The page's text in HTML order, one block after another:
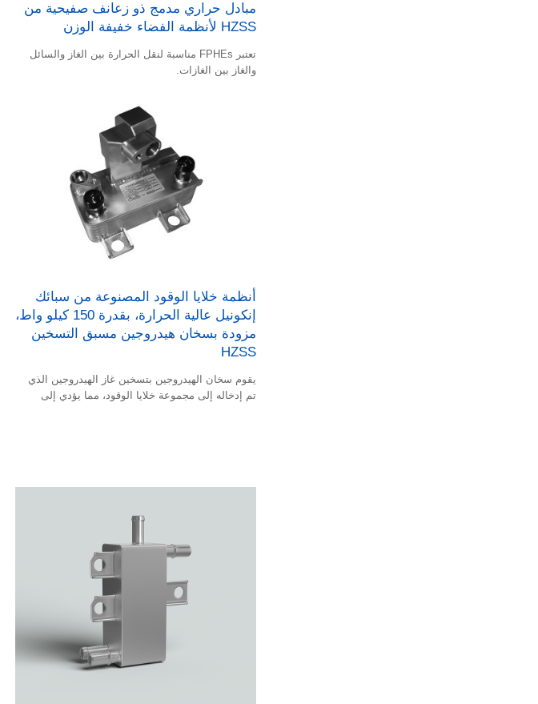
مبادل حراري مدمج ذو زعانف صفيحية من
HZSS لأنظمة الفضاء خفيفة الوزن
تعتبر FPHEs مناسبة لنقل الحرارة بين الغاز والسائل
والغاز بين الغازات.
أنظمة خلايا الوقود المصنوعة من سبائك
إنكونيل عالية الحرارة، بقدرة 150 كيلو واط،
مزودة بسخان هيدروجين مسبق التسخين
HZSS
يقوم سخان الهيدروجين بتسخين غاز الهيدروجين الذي
تم إدخاله إلى مجموعة خلايا الوقود، مما يؤدي إلى